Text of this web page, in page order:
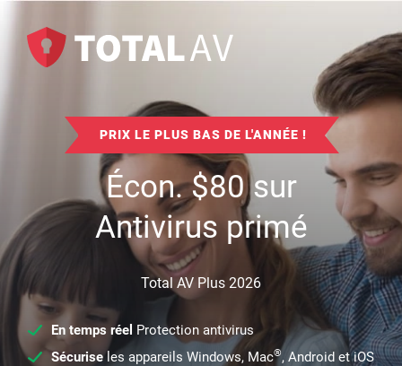
PRIX LE PLUS BAS DE L'ANNÉE !
Écon.$80sur
Antivirus primé
Total AV Plus 2026
En temps réel Protection antivirus
Sécuriseles appareils Windows, Mac®, Android et iOS